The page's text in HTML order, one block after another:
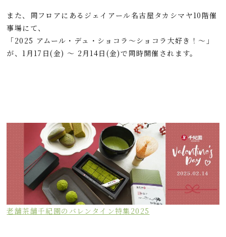
また、同フロアにあるジェイアール名古屋タカシマヤ10階催
事場にて、
「2025 アムール・デュ・ショコラ～ショコラ大好き！～」
が、1月17日(金) ～ 2月14日(金)で同時開催されます。
老舗茶舗千紀園のバレンタイン特集2025